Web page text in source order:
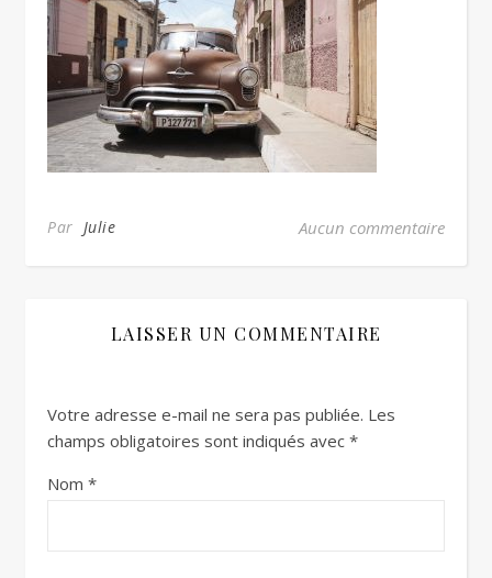
Par Julie Aucun commentaire
LAISSER UN COMMENTAIRE
Votre adresse e-mail ne sera pas publiée. Les
champs obligatoires sont indiqués avec *
Nom *